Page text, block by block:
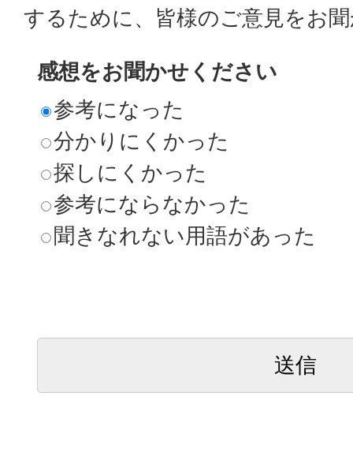
するために、皆様のご意見をお
感想をお聞かせください
参考になった
分かりにくかった
探しにくかった
参考にならなかった
聞きなれない用語があった